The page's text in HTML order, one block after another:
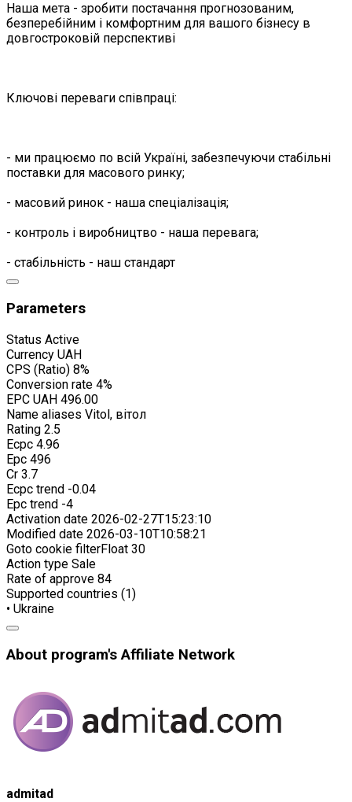
Наша мета - зробити постачання прогнозованим,
безперебійним і комфортним для вашого бізнесу в
довгостроковій перспективі
Ключові переваги співпраці:
- ми працюємо по всій Україні, забезпечуючи стабільні
поставки для масового ринку;
- масовий ринок - наша спеціалізація;
- контроль і виробництво - наша перевага;
- стабільність - наш стандарт
Parameters
Status Active
Currency UAH
CPS (Ratio) 8%
Conversion rate 4%
EPC UAH 496.00
Name aliases Vitol, вітол
Rating 2.5
Ecpc 4.96
Epc 496
Cr 3.7
Ecpc trend -0.04
Epc trend -4
Activation date 2026-02-27T15:23:10
Modified date 2026-03-10T10:58:21
Goto cookie filterFloat 30
Action type Sale
Rate of approve 84
Supported countries (1)
• Ukraine
About program's Affiliate Network
admitad